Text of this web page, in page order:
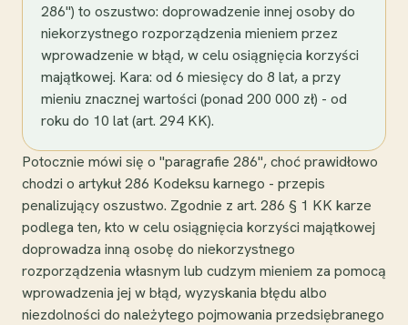
286") to oszustwo: doprowadzenie innej osoby do
niekorzystnego rozporządzenia mieniem przez
wprowadzenie w błąd, w celu osiągnięcia korzyści
majątkowej. Kara: od 6 miesięcy do 8 lat, a przy
mieniu znacznej wartości (ponad 200 000 zł) - od
roku do 10 lat (art. 294 KK).
Potocznie mówi się o "paragrafie 286", choć prawidłowo
chodzi o artykuł 286 Kodeksu karnego - przepis
penalizujący oszustwo. Zgodnie z art. 286 § 1 KK karze
podlega ten, kto w celu osiągnięcia korzyści majątkowej
doprowadza inną osobę do niekorzystnego
rozporządzenia własnym lub cudzym mieniem za pomocą
wprowadzenia jej w błąd, wyzyskania błędu albo
niezdolności do należytego pojmowania przedsiębranego